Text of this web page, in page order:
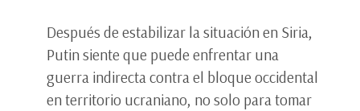
Después de estabilizar la situación en Siria,
Putin siente que puede enfrentar una
guerra indirecta contra el bloque occidental
en territorio ucraniano, no solo para tomar